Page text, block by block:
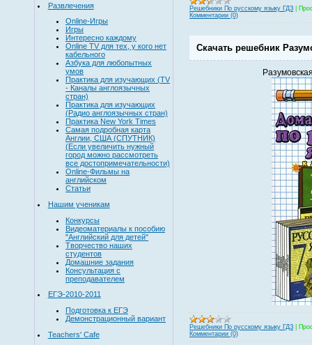
Развлечения
Online-Игры
Игры
Интересно каждому
Online TV для тех, у кого нет
кабельного
Азбука для любопытных
умов
Практика для изучающих (TV
- Каналы англоязычных
стран)
Практика для изучающих
(Радио англоязычных стран)
Практика New York Times
Самая подробная карта
Англии, США (СПУТНИК)
(Если увеличить нужный
город можно рассмотреть
все достопримечательности)
Online-Фильмы на
английском
Статьи
Нашим ученикам
Конкурсы
Видеоматериалы к пособию
"Английский для детей"
Творчество наших
студентов
Домашние задания
Консультация с
преподавателем
ЕГЭ-2010-2011
Подготовка к ЕГЭ
Демонстрационный вариант
Teachers' Cafe
Решебники По русскому языку ГДЗ
Комментарии (0)
Скачать решебник
Решебники По русскому языку ГДЗ
Комментарии (0)